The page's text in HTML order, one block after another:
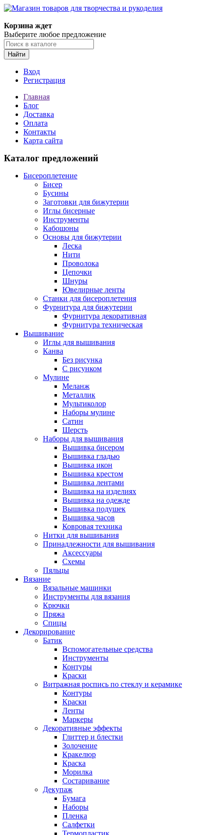
Корзина ждет
Выберите любое предложение
Найти
Вход
Регистрация
Главная
Блог
Доставка
Оплата
Контакты
Карта сайта
Каталог предложений
Бисероплетение
Бисер
Бусины
Заготовки для бижутерии
Иглы бисерные
Инструменты
Кабошоны
Основы для бижутерии
Леска
Нити
Проволока
Цепочки
Шнуры
Ювелирные ленты
Станки для бисероплетения
Фурнитура для бижутерии
Фурнитура декоративная
Фурнитура техническая
Вышивание
Иглы для вышивания
Канва
Без рисунка
С рисунком
Мулине
Меланж
Металлик
Мультиколор
Наборы мулине
Сатин
Шерсть
Наборы для вышивания
Вышивка бисером
Вышивка гладью
Вышивка икон
Вышивка крестом
Вышивка лентами
Вышивка на изделиях
Вышивка на одежде
Вышивка подушек
Вышивка часов
Ковровая техника
Нитки для вышивания
Принадлежности для вышивания
Аксессуары
Схемы
Пяльцы
Вязание
Вязальные машинки
Инструменты для вязания
Крючки
Пряжа
Спицы
Декорирование
Батик
Вспомогательные средства
Инструменты
Контуры
Краски
Витражная роспись по стеклу и керамике
Контуры
Краски
Ленты
Маркеры
Декоративные эффекты
Глиттер и блестки
Золочение
Кракелюр
Краска
Морилка
Состаривание
Декупаж
Бумага
Наборы
Пленка
Салфетки
Термопластик